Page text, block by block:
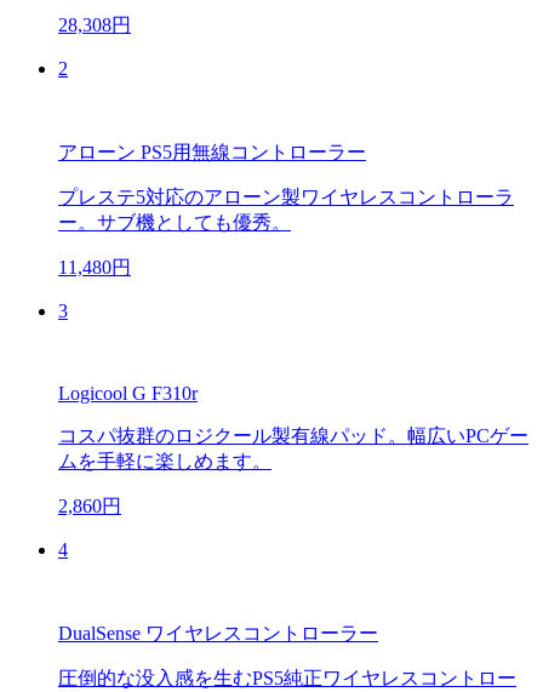
28,308円
2
アローン PS5用無線コントローラー
プレステ5対応のアローン製ワイヤレスコントローラ
ー。サブ機としても優秀。
11,480円
3
Logicool G F310r
コスパ抜群のロジクール製有線パッド。幅広いPCゲー
ムを手軽に楽しめます。
2,860円
4
DualSense ワイヤレスコントローラー
圧倒的な没入感を生むPS5純正ワイヤレスコントロー